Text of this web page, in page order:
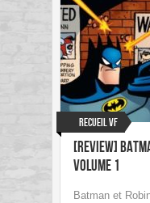
Recueil VF
[Review]
Volume 1
Batman et